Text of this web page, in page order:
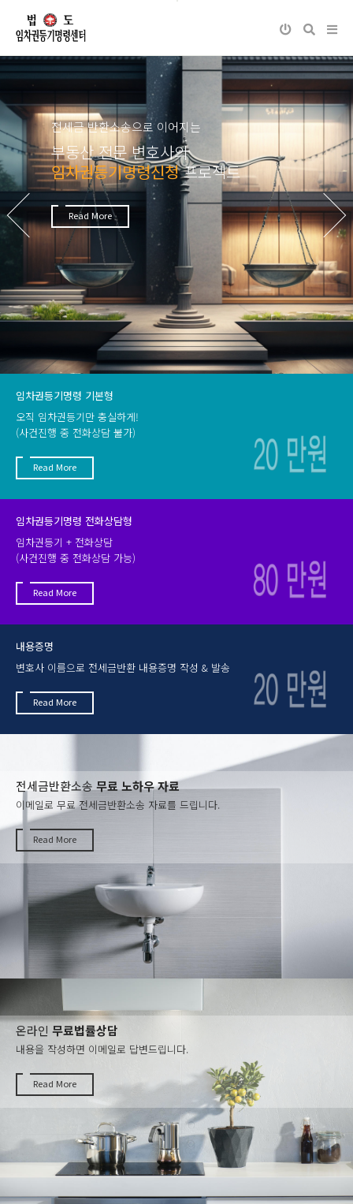
전세금 반환소송으로 이어지는
부동산 전문 변호사의
임차권등기명령신청프로젝트
Read More
Previous
Next
임차권등기명령 기본형
오직 임차권등기만 충실하게!
(사건진행 중 전화상담 불가)
Read More
임차권등기명령 전화상담형
임차권등기 + 전화상담
(사건진행 중 전화상담 가능)
Read More
내용증명
변호사 이름으로 전세금반환 내용증명 작성 & 발송
Read More
전세금반환소송 무료 노하우 자료
이메일로 무료 전세금반환소송 자료를 드립니다.
Read More
온라인 무료법률상담
내용을 작성하면 이메일로 답변드립니다.
Read More